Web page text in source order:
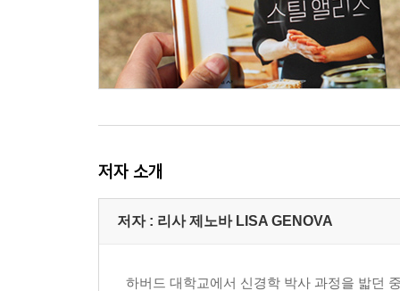
저자 소개
저자 : 리사 제노바 LISA GENOVA
하버드 대학교에서 신경학 박사 과정을 밟던